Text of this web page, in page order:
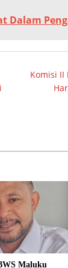
Dalam
Komisi II
Maluku